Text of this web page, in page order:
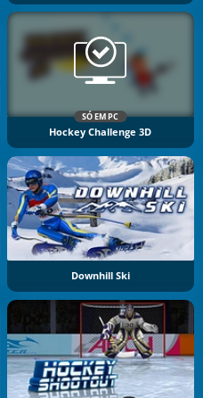
SÓ EM PC
Hockey Challenge 3D
Downhill Ski